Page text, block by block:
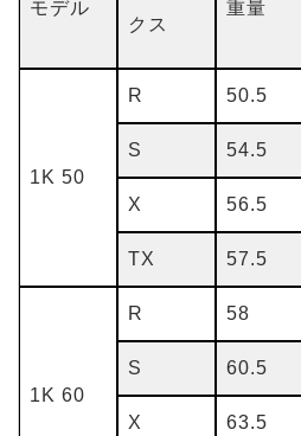
モデル
クス
重量
1K 50
R 50.5
S 54.5
X 56.5
TX 57.5
1K 60
R 58
S 60.5
X 63.5